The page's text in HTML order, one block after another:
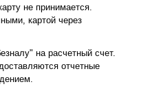
не принимается.
картой через
на расчетный счет.
отчетные